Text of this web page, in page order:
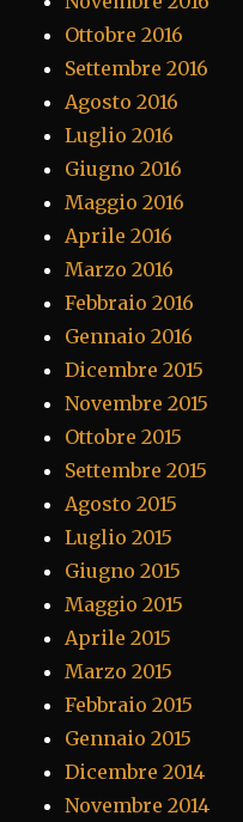
Ottobre 2016
Settembre 2016
Agosto 2016
Luglio 2016
Giugno 2016
Maggio 2016
Aprile 2016
Marzo 2016
Febbraio 2016
Gennaio 2016
Dicembre 2015
Novembre 2015
Ottobre 2015
Settembre 2015
Agosto 2015
Luglio 2015
Giugno 2015
Maggio 2015
Aprile 2015
Marzo 2015
Febbraio 2015
Gennaio 2015
Dicembre 2014
Novembre 2014